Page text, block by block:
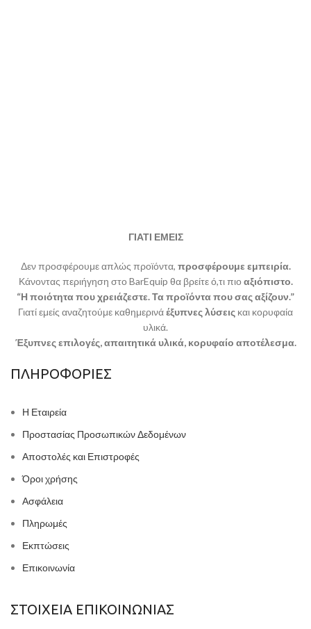
ΓΙΑΤΙ ΕΜΕΙΣ
Δεν προσφέρουμε απλώς προϊόντα, προσφέρουμε εμπειρία.
Κάνοντας περιήγηση στο BarEquip θα βρείτε ό,τι πιο αξιόπιστο.
“Η ποιότητα που χρειάζεστε. Τα προϊόντα που σας αξίζουν.”
Γιατί εμείς αναζητούμε καθημερινάέξυπνες λύσεις και κορυφαία
υλικά.
Έξυπνες επιλογές, απαιτητικά υλικά, κορυφαίο αποτέλεσμα.
ΠΛΗΡΟΦΟΡΙΕΣ
Η Εταιρεία
Προστασίας Προσωπικών Δεδομένων
Αποστολές και Επιστροφές
Όροι χρήσης
Ασφάλεια
Πληρωμές
Εκπτώσεις
Επικοινωνία
ΣΤΟΙΧΕΙΑ ΕΠΙΚΟΙΝΩΝΙΑΣ